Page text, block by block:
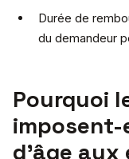
Durée de
du demandeur
Pourquoi
imposent-
d’âge